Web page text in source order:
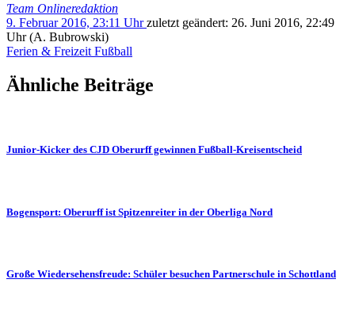
Team Onlineredaktion
9. Februar 2016, 23:11 Uhrzuletzt geändert: 26. Juni 2016, 22:49
Uhr(A. Bubrowski)
Ferien & FreizeitFußball
Ähnliche Beiträge
Junior-Kicker des CJD Oberurff gewinnen Fußball-Kreisentscheid
Bogensport: Oberurff ist Spitzenreiter in der Oberliga Nord
Große Wiedersehensfreude: Schüler besuchen Partnerschule in Schottland